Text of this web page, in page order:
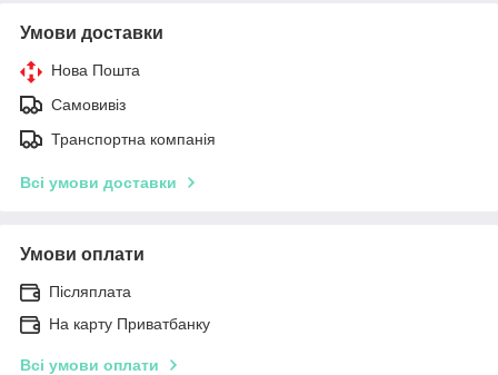
Умови доставки
Нова Пошта
Самовивіз
Транспортна компанія
Всі умови доставки
Умови оплати
Післяплата
На карту Приватбанку
Всі умови оплати